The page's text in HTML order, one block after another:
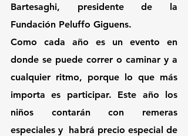
Bartesaghi, presidente de la
Fundación Peluffo Giguens.
Como cada año es un evento en
donde se puede correr o caminar y a
cualquier ritmo, porque lo que más
importa es participar. Este año los
niños contarán con remeras
especiales y  habrá precio especial de